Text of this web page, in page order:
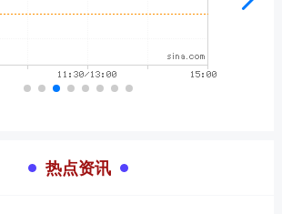
热点资讯